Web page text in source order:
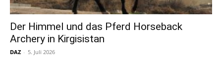
Der Himmel und das Pferd Horseback
Archery in Kirgisistan
DAZ - 5. Juli 2026